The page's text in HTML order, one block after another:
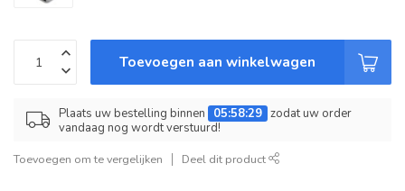
Toevoegen aan winkelwagen
Plaats uw bestelling binnen 05:58:29 zodat uw order
vandaag nog wordt verstuurd!
Toevoegen om te vergelijken Deel dit product